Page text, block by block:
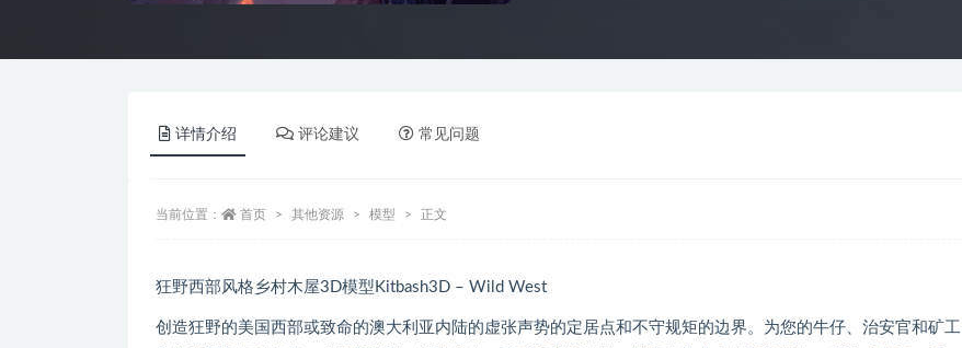
详情介绍 评论建议 常见问题
当前位置： 首页 其他资源 模型 正文
狂野西部风格乡村木屋3D模型Kitbash3D – Wild West
创造狂野的美国西部或致命的澳大利亚内陆的虚张声势的定居点和不守规矩的边界。为您的牛仔、治安官和矿工